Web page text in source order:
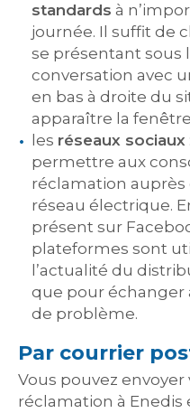
standards à
journée. Il suffit de
se présentant sous
conversation avec
en bas à droite du
apparaître la
les réseaux sociaux
permettre aux
réclamation
réseau électrique.
présent sur
plateformes sont
l’actualité du
que pour échanger
de problème.
Par courrier
Vous pouvez
réclamation à Enedis